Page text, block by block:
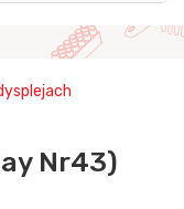
Nr43)